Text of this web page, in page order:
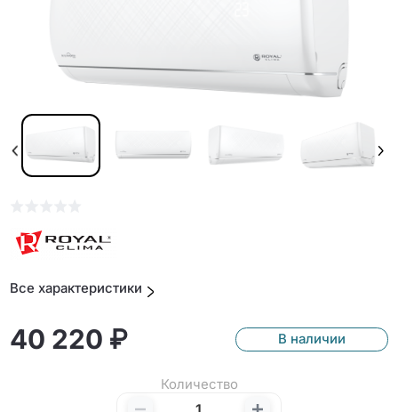
Все характеристики
40 220 ₽ В наличии
Количество